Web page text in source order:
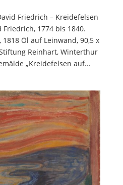
Friedrich – Kreidefelsen
1774 bis 1840.
Öl auf Leinwand, 90,5 x
Reinhart, Winterthur
„Kreidefelsen auf...